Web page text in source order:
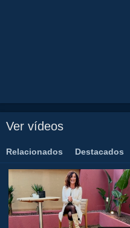
Ver vídeos
Relacionados Destacados